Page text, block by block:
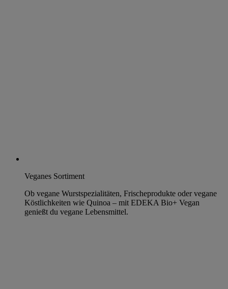
Veganes Sortiment
Ob vegane Wurstspezialitäten, Frischeprodukte oder vegane
Köstlichkeiten wie Quinoa – mit EDEKA Bio+ Vegan
genießt du vegane Lebensmittel.